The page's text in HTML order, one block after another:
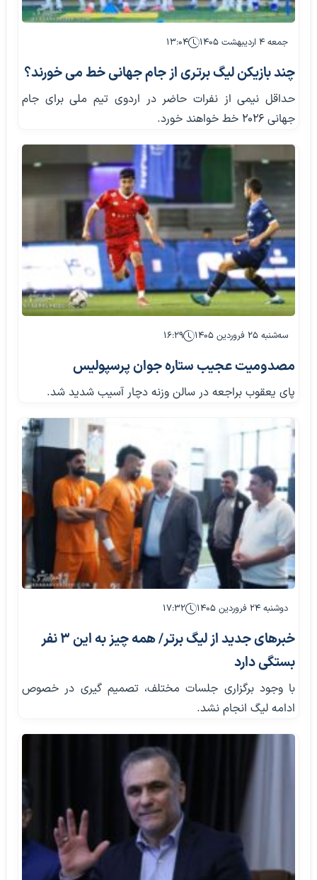
جمعه ۴ اردیبهشت ۱۴۰۵ ۱۳:۰۴
چند بازیکن لیگ برتری از جام جهانی خط می خورند؟
حداقل نیمی از نفرات حاضر در اردوی تیم ملی برای جام
جهانی ۲۰۲۶ خط خواهند خورد.
سه‌شنبه ۲۵ فروردین ۱۴۰۵ ۱۶:۲۹
مصدومیت عجیب ستاره جوان پرسپولیس
پای یعقوب براجعه در سالن وزنه دچار آسیب شدید شد.
دوشنبه ۲۴ فروردین ۱۴۰۵ ۱۷:۳۲
خبرهای جدید از لیگ برتر/ همه چیز به این ۳ نفر
بستگی دارد
با وجود برگزاری جلسات مختلف، تصمیم گیری در خصوص
ادامه لیگ انجام نشد.